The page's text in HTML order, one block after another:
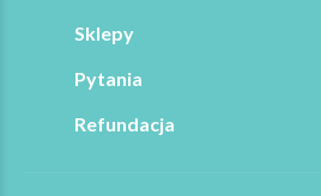
Sklepy
Pytania
Refundacja